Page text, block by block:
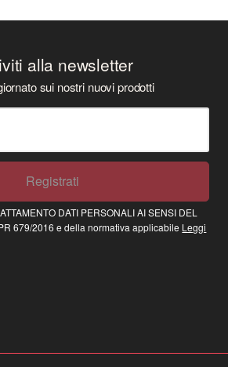
alla newsletter
sui nostri nuovi prodotti
Registrati
DATI PERSONALI AI SENSI DEL
679/2016 e della normativa applicabile Leggi